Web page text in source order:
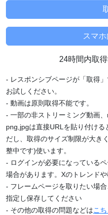
24時間内取
- レスポンシブページが「取得
お試しください。
- 動画は原則取得不能です。
- 一部の非ストリーミング動画
png,jpgは直接URLを貼り付け
だし、取得のサイズ制限が大き
整中です)使います。
- ログインが必要になっている
場合があります。Xのトレンド
- フレームページを取りたい場
指定し保存してください
- その他の取得の問題などはこち